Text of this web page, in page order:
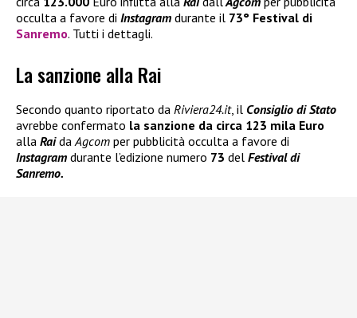
occulta a favore di Instagram durante il 73° Festival di
Sanremo. Tutti i dettagli.
La sanzione alla Rai
Secondo quanto riportato da Riviera24.it, il Consiglio di Stato
avrebbe confermato la sanzione da circa 123 mila Euro
alla Raida Agcom per pubblicità occulta a favore di
Instagram durante l’edizione numero 73 del Festival di
Sanremo.